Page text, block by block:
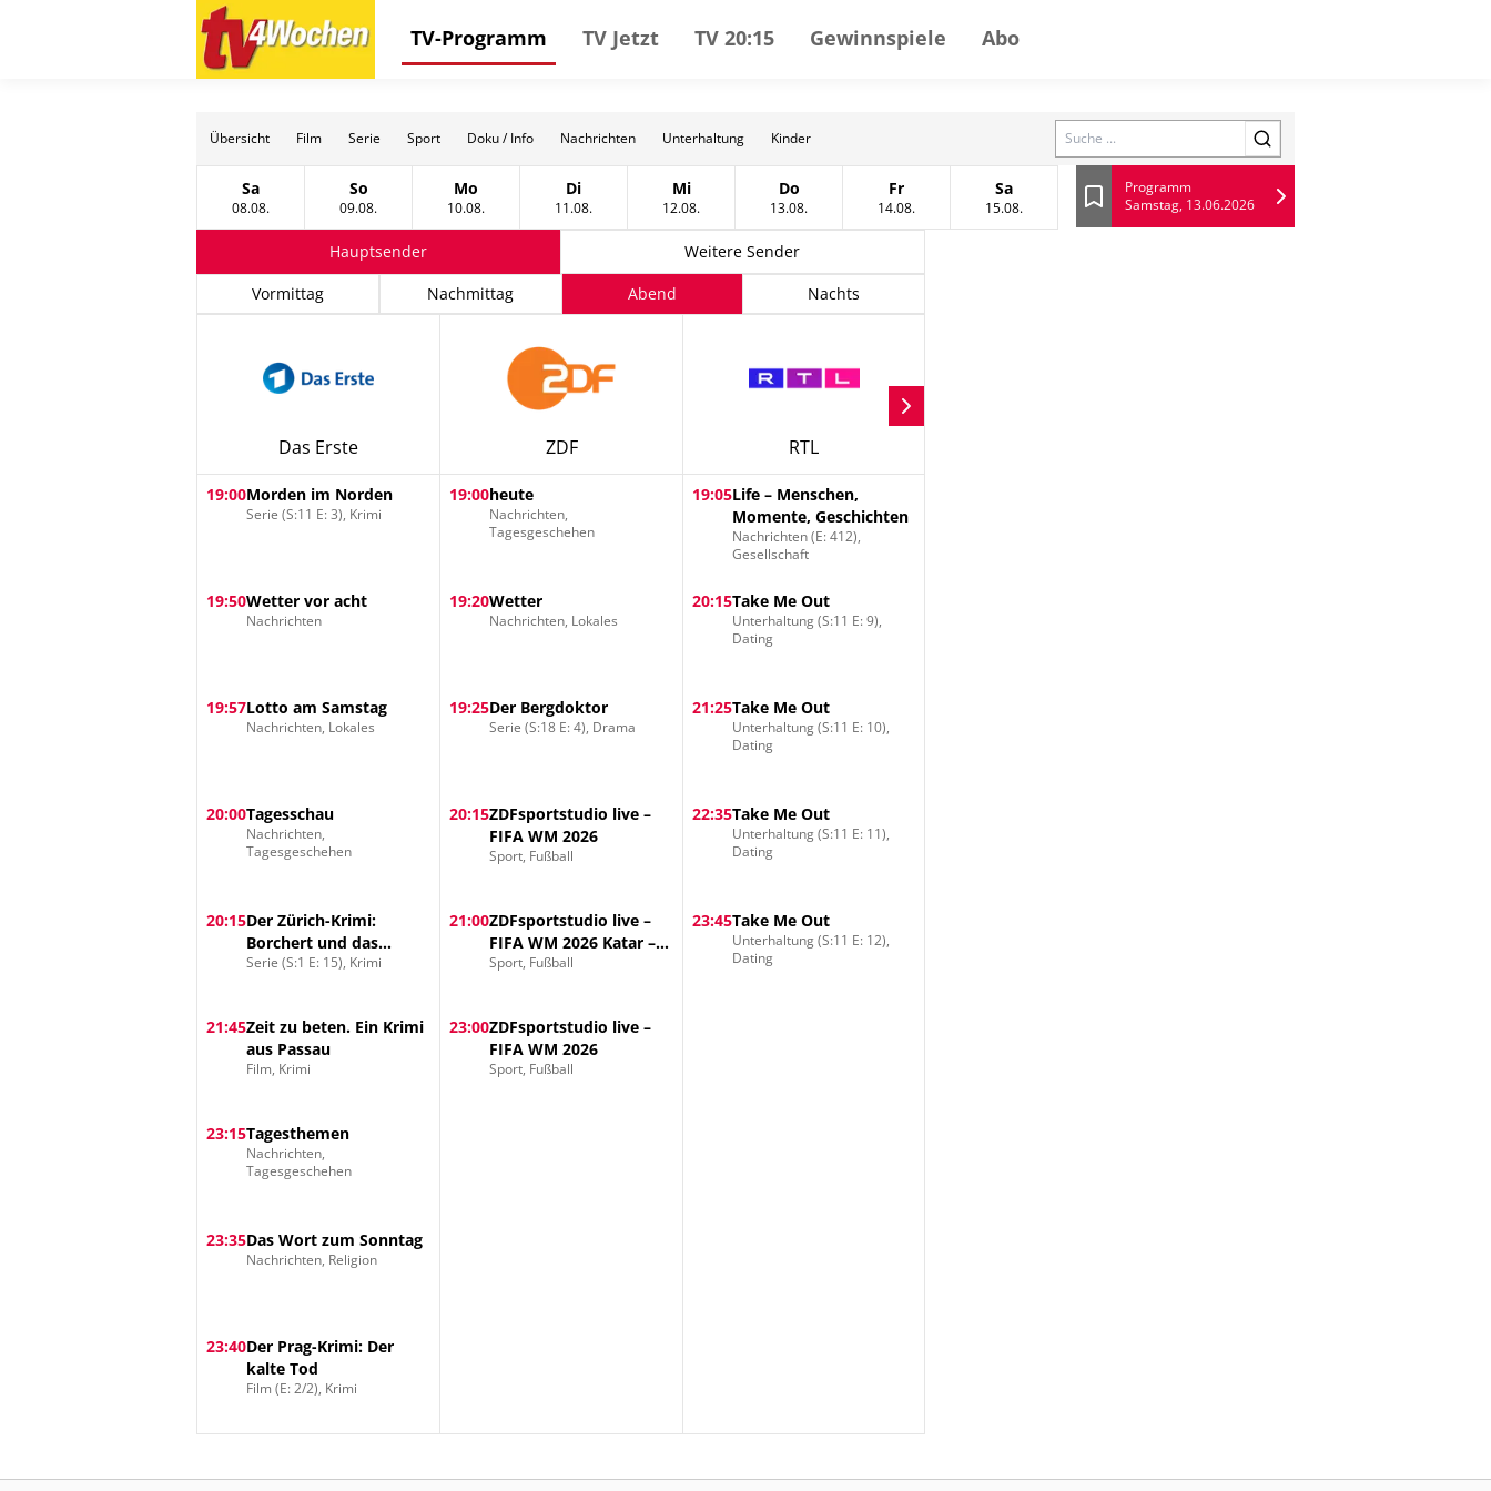
TV-Programm TV Jetzt TV 20:15 Gewinnspiele Abo
Übersicht Film Serie Sport Doku / Info Nachrichten Unterhaltung Kinder Search
Samstag, 08 August
Sa
08.08. Sonntag, 09 August
So
09.08. Montag, 10 August
Mo
10.08. Dienstag, 11 August
Di
11.08. Mittwoch, 12 August
Mi
12.08. Donnerstag, 13 August
Do
13.08. Freitag, 14 August
Fr
14.08. Samstag, 15 August
Sa
15.08. Lesezeichen
Programm
Samstag, 13.06.2026
Hauptsender
Weitere Sender
Vormittag
Nachmittag Abend Nachts
Das Erste
19:00Morden im Norden
Serie (S:11 E: 3), Krimi
19:50Wetter vor acht
Nachrichten
19:57Lotto am Samstag
Nachrichten, Lokales
20:00Tagesschau
Nachrichten,
Tagesgeschehen
20:15Der Zürich-Krimi:
Borchert und das
Geheimnis des
Serie (S:1 E: 15), Krimi
21:45Zeit zu beten. Ein Krimi
aus Passau
Film, Krimi
23:15Tagesthemen
Nachrichten,
Tagesgeschehen
23:35Das Wort zum Sonntag
Nachrichten, Religion
23:40Der Prag-Krimi: Der
kalte Tod
Film (E: 2/2), Krimi
ZDF
19:00heute
Nachrichten,
Tagesgeschehen
19:20Wetter
Nachrichten, Lokales
19:25Der Bergdoktor
Serie (S:18 E: 4), Drama
20:15ZDFsportstudio live –
FIFA WM 2026
Sport, Fußball
21:00ZDFsportstudio live –
FIFA WM 2026 Katar –
Schweiz Vorrunde
Sport, Fußball
23:00ZDFsportstudio live –
FIFA WM 2026
Sport, Fußball
RTL
19:05Life – Menschen,
Momente, Geschichten
Nachrichten (E: 412),
Gesellschaft
20:15Take Me Out
Unterhaltung (S:11 E: 9),
Dating
21:25Take Me Out
Unterhaltung (S:11 E: 10),
Dating
22:35Take Me Out
Unterhaltung (S:11 E: 11),
Dating
23:45Take Me Out
Unterhaltung (S:11 E: 12),
Dating